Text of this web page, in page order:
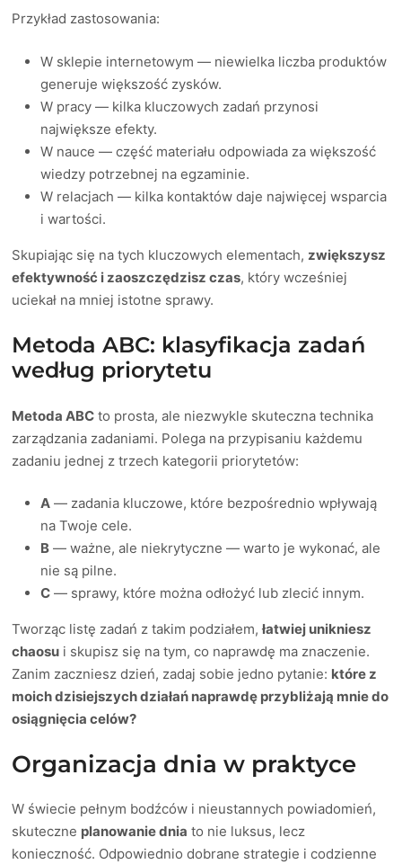
Przykład zastosowania:
W sklepie internetowym — niewielka liczba produktów
generuje większość zysków.
W pracy — kilka kluczowych zadań przynosi
największe efekty.
W nauce — część materiału odpowiada za większość
wiedzy potrzebnej na egzaminie.
W relacjach — kilka kontaktów daje najwięcej wsparcia
i wartości.
Skupiając się na tych kluczowych elementach, zwiększysz
efektywność i zaoszczędzisz czas, który wcześniej
uciekał na mniej istotne sprawy.
Metoda ABC: klasyfikacja zadań
według priorytetu
Metoda ABC to prosta, ale niezwykle skuteczna technika
zarządzania zadaniami. Polega na przypisaniu każdemu
zadaniu jednej z trzech kategorii priorytetów:
A — zadania kluczowe, które bezpośrednio wpływają
na Twoje cele.
B — ważne, ale niekrytyczne — warto je wykonać, ale
nie są pilne.
C — sprawy, które można odłożyć lub zlecić innym.
Tworząc listę zadań z takim podziałem,łatwiej unikniesz
chaosu i skupisz się na tym, co naprawdę ma znaczenie.
Zanim zaczniesz dzień, zadaj sobie jedno pytanie: które z
moich dzisiejszych działań naprawdę przybliżają mnie do
osiągnięcia celów?
Organizacja dnia w praktyce
W świecie pełnym bodźców i nieustannych powiadomień,
skuteczne planowanie dnia to nie luksus, lecz
konieczność. Odpowiednio dobrane strategie i codzienne